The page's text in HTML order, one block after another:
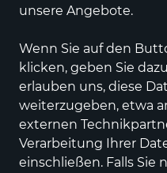
unsere Angebote.
Wenn Sie auf den
klicken, geben Sie
erlauben uns, diese
weiterzugeben, etwa
externen
Verarbeitung Ihrer
einschließen. Falls